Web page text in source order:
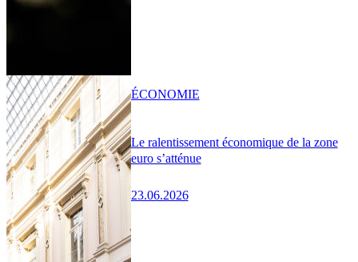
Le ralentissement économique de la zone
euro s’atténue
23.06.2026
ÉCONOMIE